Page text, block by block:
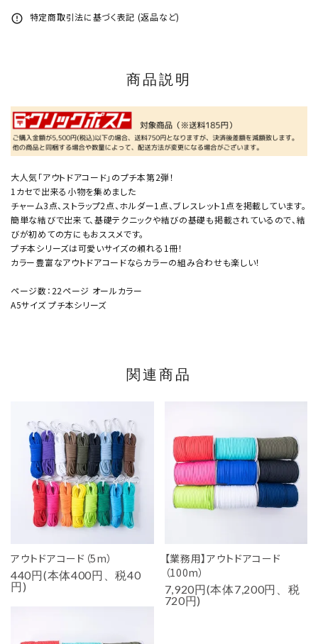
error_outline 特定商取引法に基づく表記 (返品など)
商品説明
大人気「アウトドアコード」のプチ本第2弾！
1カセで出来る小物を集めました
チャーム3点、ストラップ2点、ホルダー1点、ブレスレット1点を掲載しています。
簡単な結びで出来て、基礎テクニックや結びの基礎も掲載されているので、結
びが初めての方にもおススメです。
プチ本シリーズは可愛いサイズの頼れる1冊！
カラー豊富なアウトドアコードならカラーの組み合わせも楽しい！
ページ数：22ページ オールカラー
A5サイズ プチ本シリーズ
関連商品
アウトドアコード（5m）
440円(本体400円、税40
円)
【業務用】アウトドアコード
（100m）
7,920円(本体7,200円、税
720円)